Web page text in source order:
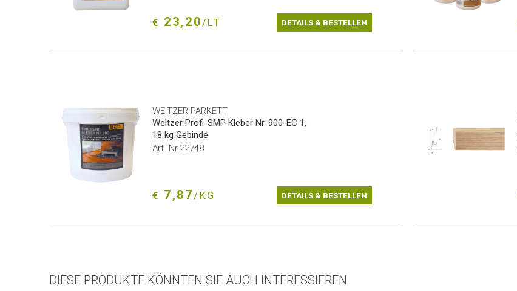
€ 23,20/LT DETAILS & BESTELLEN
WEITZER PARKETT
Weitzer Profi-SMP Kleber Nr. 900-EC 1,
18 kg Gebinde
Art. Nr.22748
€ 7,87/KG DETAILS & BESTELLEN
DIESE PRODUKTE KÖNNTEN SIE AUCH INTERESSIEREN